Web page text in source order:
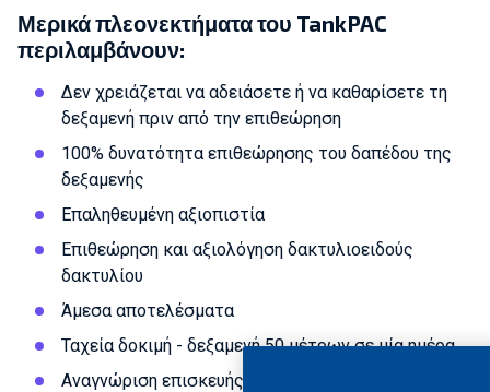
Μερικά πλεονεκτήματα του TankPAC
περιλαμβάνουν:
Δεν χρειάζεται να αδειάσετε ή να καθαρίσετε τη
δεξαμενή πριν από την επιθεώρηση
100% δυνατότητα επιθεώρησης του δαπέδου της
δεξαμενής
Επαληθευμένη αξιοπιστία
Επιθεώρηση και αξιολόγηση δακτυλιοειδούς
δακτυλίου
Άμεσα αποτελέσματα
Ταχεία δοκιμή - δεξαμενή 50 μέτρων σε μία ημέρα
Αναγνώριση επισκευής και επιθεώρησης